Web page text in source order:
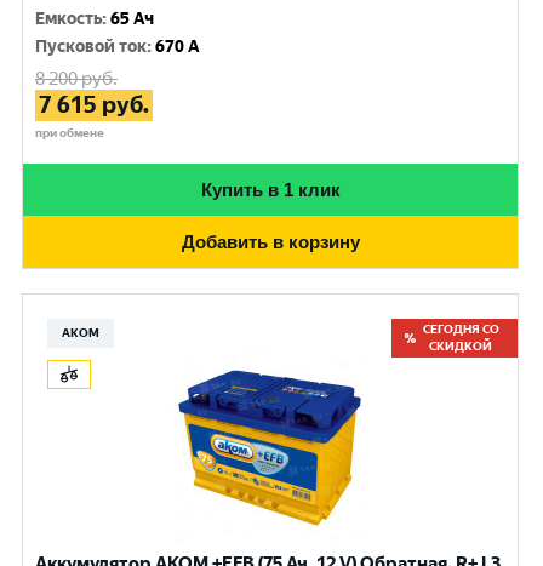
Емкость:65 Ач
Пусковой ток:670 A
8 200руб.
7 615 руб.
при обмене
Купить в 1 клик
Добавить в корзину
АКОМ
СЕГОДНЯ СО
СКИДКОЙ